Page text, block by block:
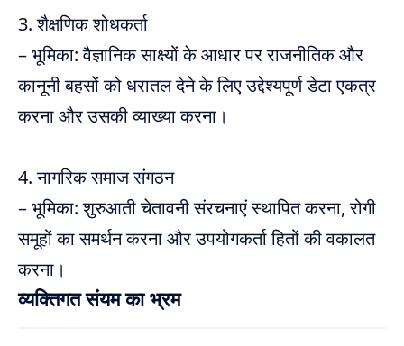
3. शैक्षणिक शोधकर्ता
– भूमिका: वैज्ञानिक साक्ष्यों के आधार पर राजनीतिक और
कानूनी बहसों को धरातल देने के लिए उद्देश्यपूर्ण डेटा एकत्र
करना और उसकी व्याख्या करना।
4. नागरिक समाज संगठन
– भूमिका: शुरुआती चेतावनी संरचनाएं स्थापित करना, रोगी
समूहों का समर्थन करना और उपयोगकर्ता हितों की वकालत
करना।
व्यक्तिगत संयम का भ्रम